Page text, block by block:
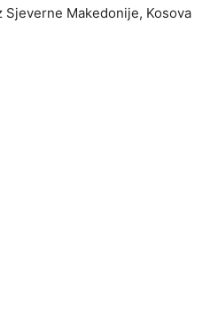
Makedonije, Kosova